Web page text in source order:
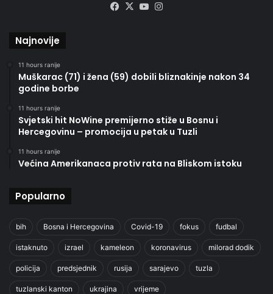
Facebook
X YouTube
Najnovije
11 hours ranije
Muškarac (71) i žena (59) dobili bliznakinje nakon 34
godine borbe
11 hours ranije
Svjetski hit NoWine premijerno stiže u Bosnu i
Hercegovinu – promocija u petak u Tuzli
11 hours ranije
Većina Amerikanaca protiv rata na Bliskom istoku
Popularno
bih Bosna i Hercegovina Covid-19 fokus fudbal
istaknuto izrael kameleon koronavirus milorad dodik
policija predsjednik rusija sarajevo tuzla
tuzlanski kanton ukrajina vrijeme